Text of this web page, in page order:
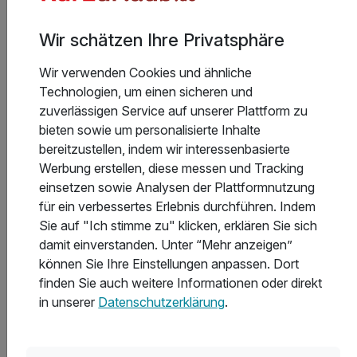
In welchen Hotels in Baden-Württemberg gibt es das
beste Sport- und Freizeitangebot?
Welche Hotels in Baden-Württemberg bieten die
besten Freizeit- und Ausflugsmöglichkeiten?
Welche Auszeichnungen haben die Hotels in Baden-
Württemberg erhalten?
Was kostet eine Übernachtung in Baden-Württemberg
Wir schätzen Ihre Privatsphäre
Wir verwenden Cookies und ähnliche
Technologien, um einen sicheren und
zuverlässigen Service auf unserer Plattform zu
bieten sowie um personalisierte Inhalte
bereitzustellen, indem wir interessenbasierte
Werbung erstellen, diese messen und Tracking
einsetzen sowie Analysen der Plattformnutzung
für ein verbessertes Erlebnis durchführen. Indem
Sie auf "Ich stimme zu" klicken, erklären Sie sich
damit einverstanden. Unter “Mehr anzeigen”
können Sie Ihre Einstellungen anpassen. Dort
finden Sie auch weitere Informationen oder direkt
in unserer Datenschutzerklärung.